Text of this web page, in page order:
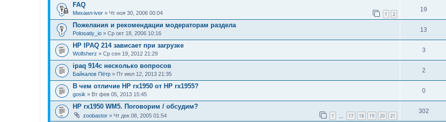
FAQ
Михаил-iver » Чт ноя 30, 2006 00:04 1 2
19
Пожелания и рекомендации модераторам раздела
Polosatiy_io » Ср окт 18, 2006 10:16
13
HP IPAQ 214 зависает при загрузке
Wolfsherz » Ср сен 19, 2012 21:29
3
ipaq 914c несколько вопросов
Байкалов Пётр » Пт июл 12, 2013 21:35
2
В чем отличие HP rx1950 от HP rx1955?
gosik » Вт фев 05, 2013 15:45
0
HP rx1950 WM5. Поговорим / обсудим?
zoobastor » Чт дек 08, 2005 01:54 1 17 18 19 20 21
302